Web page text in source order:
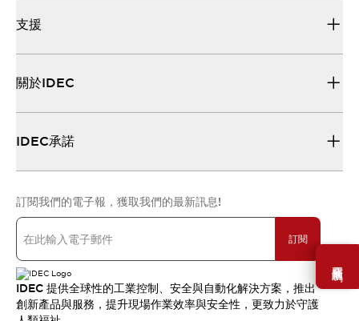
需要幫助嗎？
支援
關於IDEC
IDEC承諾
訂閱我們的電子報，獲取我們的最新訊息!
訂閱
IDEC 提供全球性的工業控制、安全與自動化解決方案，推出
創新產品與服務，提升現場作業效率與安全性，更致力於守護